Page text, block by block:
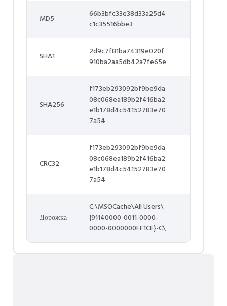
MD5
66b3bfc33e38d33a25d4
c1c35516bbe3
SHA1
2d9c7f81ba74319e020f
910ba2aa5db42a7fe65e
SHA256
f173eb293092bf9be9da
08c068ea189b2f416ba2
e1b178d4c54152783e70
7a54
CRC32
f173eb293092bf9be9da
08c068ea189b2f416ba2
e1b178d4c54152783e70
7a54
Дорожка
C:\MSOCache\All Users\
{91140000-0011-0000-
0000-0000000FF1CE}-C\